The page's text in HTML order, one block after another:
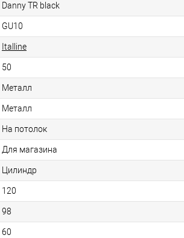
Danny TR black
GU10
Italline
50
Металл
Металл
На потолок
Для магазина
Цилиндр
120
98
60